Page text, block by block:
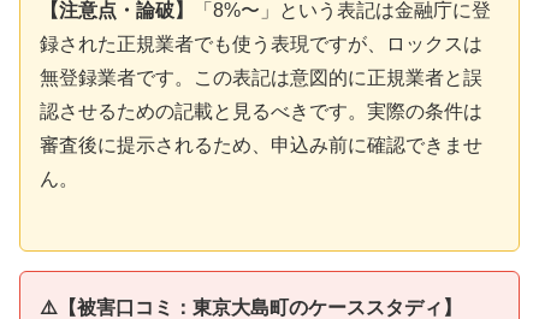
【注意点・論破】
「8%〜」という表記は金融庁に登
録された正規業者でも使う表現ですが、ロックスは
無登録業者です。この表記は意図的に正規業者と誤
認させるための記載と見るべきです。実際の条件は
審査後に提示されるため、申込み前に確認できませ
ん。
⚠️【被害口コミ：東京大島町のケーススタディ】